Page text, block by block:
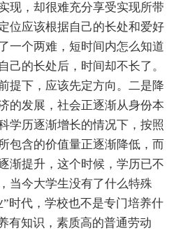
现，却很难充分享受实现所带
位应该根据自己的长处和爱好
一个两难，短时间内怎么知道
己的长处后，时间却不长了。
提下，应该先定方向。二是降
的发展，社会正逐渐从身份本
学历逐渐增长的情况下，按照
包含的价值量正逐渐降低，而
渐提升，这个时候，学历已不
当今大学生没有了什么特殊
时代，学校也不是专门培养什
有知识，素质高的普通劳动